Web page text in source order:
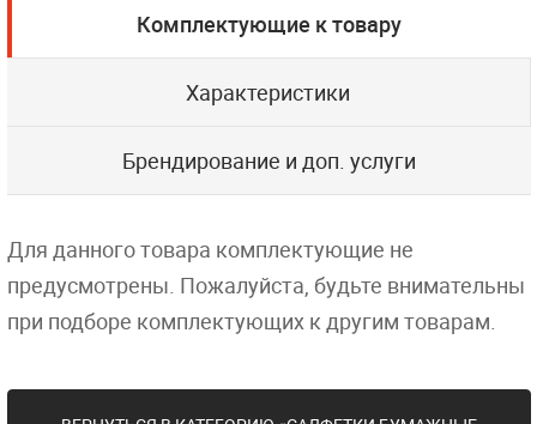
Комплектующие к товару
Характеристики
Брендирование и доп. услуги
Для данного товара комплектующие не
предусмотрены. Пожалуйста, будьте внимательны
при подборе комплектующих к другим товарам.